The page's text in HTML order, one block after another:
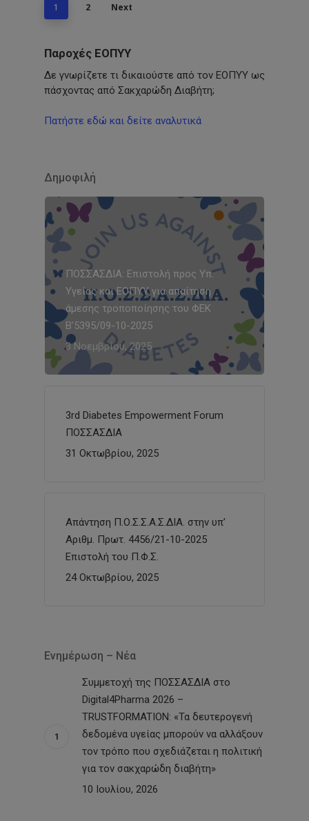
1 2 Next
Παροχές ΕΟΠΥΥ
Δε γνωρίζετε τι δικαιούστε από τον ΕΟΠΥΥ ως
πάσχοντας από Σακχαρώδη Διαβήτη;
Πατήστε εδώ και δείτε αναλυτικά
Δημοφιλή
ΠΟΣΣΑΣΔΙΑ: Επιστολή προς Υπ.
Υγείας και ΕΟΠΥΥ για απαίτηση
άμεσης τροποποίησης του ΦΕΚ
Β’5395/09-10-2025
3 Νοεμβρίου, 2025
3rd Diabetes Empowerment Forum
ΠΟΣΣΑΣΔΙΑ
31 Οκτωβρίου, 2025
Απάντηση Π.Ο.Σ.Σ.Α.Σ.ΔΙΑ. στην υπ’
Αριθμ. Πρωτ. 4456/21-10-2025
Επιστολή του Π.Φ.Σ.
24 Οκτωβρίου, 2025
Ενημέρωση – Νέα
Συμμετοχή της ΠΟΣΣΑΣΔΙΑ στο
Digital4Pharma 2026 –
TRUSTFORMATION: «Τα δευτερογενή
δεδομένα υγείας μπορούν να αλλάξουν
τον τρόπο που σχεδιάζεται η πολιτική
για τον σακχαρώδη διαβήτη»
10 Ιουλίου, 2026